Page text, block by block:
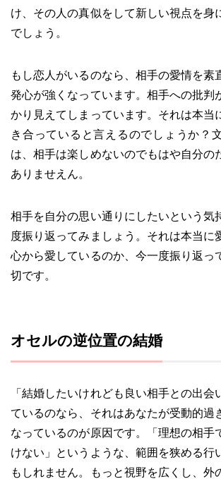
け、その人の真似をして新しい視点を身
でしょう。
もし恋人がいるのなら、相手の愛情を素
発心が強くなっています。相手への批判
かり見えてしまっています。それは本当
き合っていると言えるのでしょうか？
は、相手は楽しめないのでもはや自分の
ありませえん。
相手を自分の思い通りにしたいという気
度振り返ってみましょう。それは本当に
心から愛しているのか、今一度振り返っ
切です。
オセルの逆位置の結婚
「結婚したいけれども良い相手との出会
ているのなら、それはあなたが受動的過
なっているのが原因です。「理想の相手
けない」というような、範囲を狭める行
もしれません。もっと視野を広くし、外